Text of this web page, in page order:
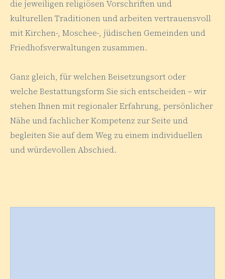
die jeweiligen religiösen Vorschriften und
kulturellen Traditionen und arbeiten vertrauensvoll
mit Kirchen-, Moschee-, jüdischen Gemeinden und
Friedhofsverwaltungen zusammen.
Ganz gleich, für welchen Beisetzungsort oder
welche Bestattungsform Sie sich entscheiden – wir
stehen Ihnen mit regionaler Erfahrung, persönlicher
Nähe und fachlicher Kompetenz zur Seite und
begleiten Sie auf dem Weg zu einem individuellen
und würdevollen Abschied.